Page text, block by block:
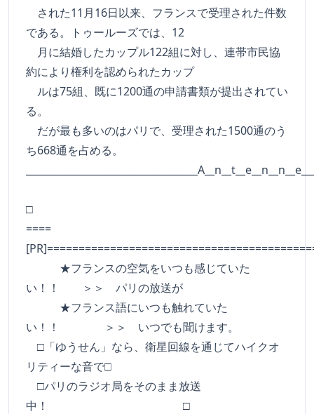
された11月16日以来、フランスで受理された件数
である。トゥールーズでは、12
月に結婚したカップル122組に対し、連帯市民協
約により権利を認められたカップ
ルは75組、既に1200通の申請書類が提出されてい
る。
だが最も多いのはパリで、受理された1500通のう
ち668通を占める。
□
====
★フランスの空気をいつも感じていた
い！！ ＞＞ パリの放送が
★フランス語にいつも触れていた
い！！ ＞＞ いつでも聞けます。
□「ゆうせん」なら、衛星回線を通じてハイクオ
リティーな音で□
□パリのラジオ局をそのまま放送
中！ □